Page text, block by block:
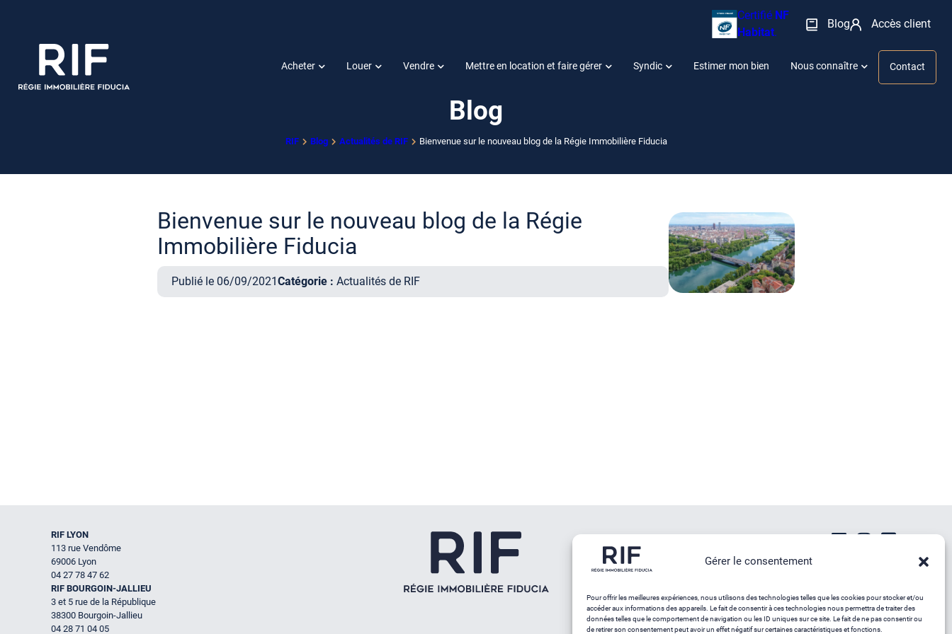
Gérer le consentement
Pour offrir les meilleures expériences, nous utilisons des technologies telles que les cookies pour stocker et/ou
accéder aux informations des appareils. Le fait de consentir à ces technologies nous permettra de traiter des
données telles que le comportement de navigation ou les ID uniques sur ce site. Le fait de ne pas consentir ou
de retirer son consentement peut avoir un effet négatif sur certaines caractéristiques et fonctions.
Certifié NF
Habitat.
Blog Accès client
Acheter Louer Vendre Mettre en location et faire gérer Syndic Estimer mon bien Nous connaître Contact
Blog
RIF Blog Actualités de RIF Bienvenue sur le nouveau blog de la Régie Immobilière Fiducia
Bienvenue sur le nouveau blog de la Régie
Immobilière Fiducia
Publié le 06/09/2021Catégorie : Actualités de RIF
RIF LYON
113 rue Vendôme
69006 Lyon
04 27 78 47 62
RIF BOURGOIN-JALLIEU
3 et 5 rue de la République
38300 Bourgoin-Jallieu
04 28 71 04 05